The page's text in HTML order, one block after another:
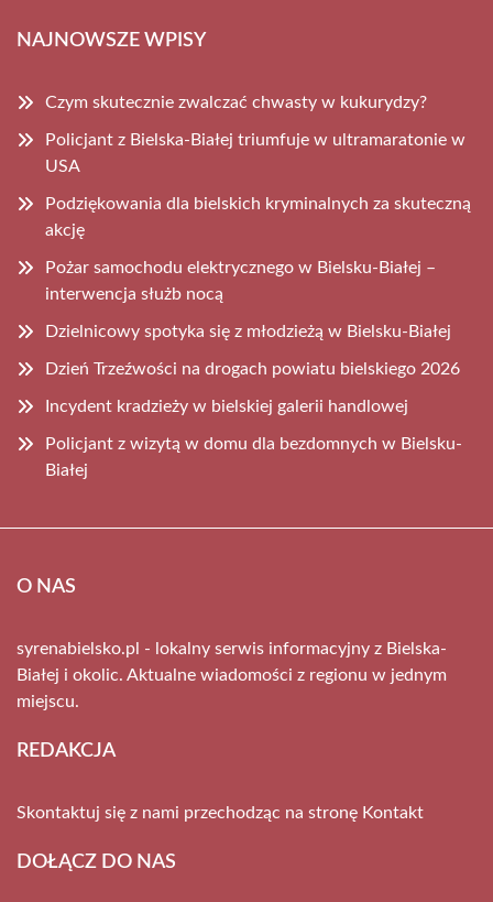
NAJNOWSZE WPISY
Czym skutecznie zwalczać chwasty w kukurydzy?
Policjant z Bielska-Białej triumfuje w ultramaratonie w
USA
Podziękowania dla bielskich kryminalnych za skuteczną
akcję
Pożar samochodu elektrycznego w Bielsku-Białej –
interwencja służb nocą
Dzielnicowy spotyka się z młodzieżą w Bielsku-Białej
Dzień Trzeźwości na drogach powiatu bielskiego 2026
Incydent kradzieży w bielskiej galerii handlowej
Policjant z wizytą w domu dla bezdomnych w Bielsku-
Białej
O NAS
syrenabielsko.pl - lokalny serwis informacyjny z Bielska-
Białej i okolic. Aktualne wiadomości z regionu w jednym
miejscu.
REDAKCJA
Skontaktuj się z nami przechodząc na stronę Kontakt
DOŁĄCZ DO NAS